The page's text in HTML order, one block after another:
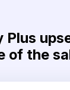
Plus
of the